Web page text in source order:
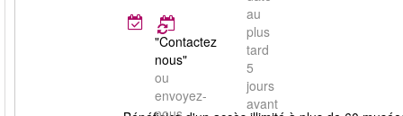
au
plus
tard
5
jours
avant
"Contactez
nous"
ou
envoyez-